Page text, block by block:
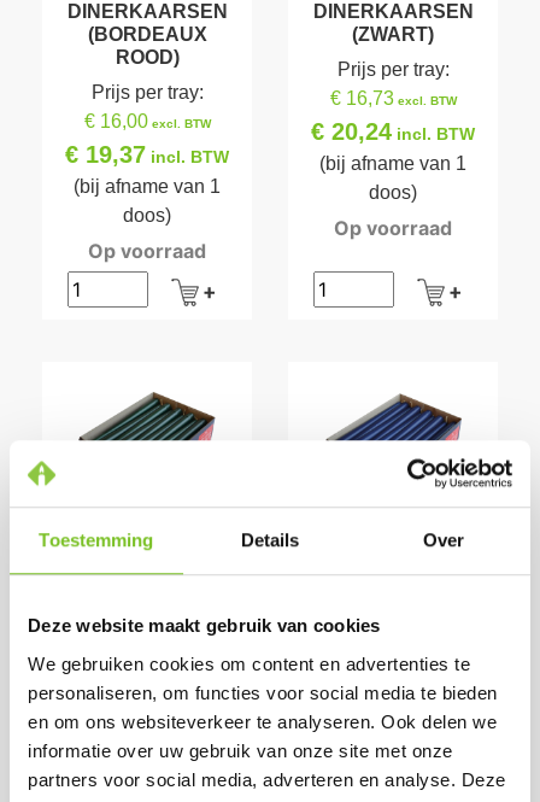
Toestemming Details Over
Deze website maakt gebruik van cookies
We gebruiken cookies om content en advertenties te
personaliseren, om functies voor social media te bieden
en om ons websiteverkeer te analyseren. Ook delen we
informatie over uw gebruik van onze site met onze
partners voor social media, adverteren en analyse. Deze
DINERKAARSEN
(BORDEAUX
ROOD)
Prijs per tray:
€ 16,00excl. BTW
€ 19,37 incl. BTW
(bij afname van 1
doos)
Op voorraad
DINERKAARSEN
(ZWART)
Prijs per tray:
€ 16,73excl. BTW
€ 20,24 incl. BTW
(bij afname van 1
doos)
Op voorraad
Prijs per tray:
€ 16,73
excl. BTW
€ 20,24incl. BTW
(bij afname van 1
doos)
Op voorraad
€ 16,00
€ 19,37incl. BTW
(bij afname van 1